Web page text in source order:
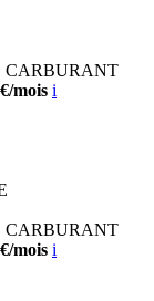
CARBURANT
mois i
CARBURANT
mois i